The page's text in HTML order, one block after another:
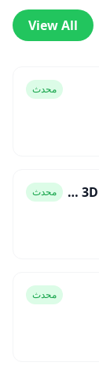
View All
محدث
Block Craft 3D：Building Game Mod APK محدث
محدث